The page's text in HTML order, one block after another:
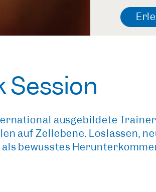
ausgebildete
auf Zellebene. Loslassen,
bewusstes